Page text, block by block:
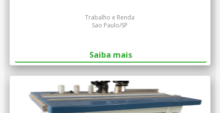
Trabalho e Renda
Sao Paulo/SP
Saiba mais